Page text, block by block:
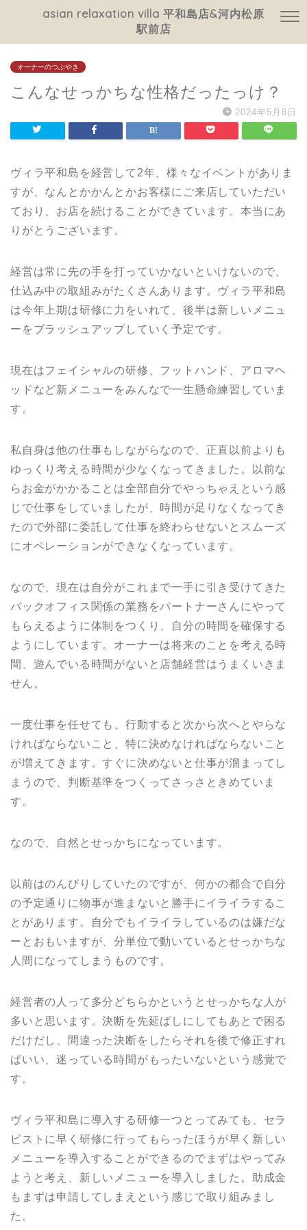
asian relaxation villa 平和島店&河内松原
駅前店
オーナーのつぶやき
こんなせっかちな性格だったっけ？
2024年5月8日
ヴィラ平和島を経営して2年、様々なイベントがありま
すが、なんとかかんとかお客様にご来店していただい
ており、お店を続けることができています。本当にあ
りがとうございます。
経営は常に先の手を打っていかないといけないので、
仕込み中の取組みがたくさんあります。ヴィラ平和島
は今年上期は研修に力をいれて、後半は新しいメニュ
ーをブラッシュアップしていく予定です。
現在はフェイシャルの研修、フットハンド、アロマヘ
ッドなど新メニューをみんなで一生懸命練習していま
す。
私自身は他の仕事もしながらなので、正直以前よりも
ゆっくり考える時間が少なくなってきました。以前な
らお金がかかることは全部自分でやっちゃえという感
じで仕事をしていましたが、時間が足りなくなってき
たので外部に委託して仕事を終わらせないとスムーズ
にオペレーションができなくなっています。
なので、現在は自分がこれまで一手に引き受けてきた
バックオフィス関係の業務をパートナーさんにやって
もらえるように体制をつくり、自分の時間を確保する
ようにしています。オーナーは将来のことを考える時
間、遊んでいる時間がないと店舗経営はうまくいきま
せん。
一度仕事を任せても、行動すると次から次へとやらな
ければならないこと、特に決めなければならないこと
が増えてきます。すぐに決めないと仕事が溜まってし
まうので、判断基準をつくってさっさときめていま
す。
なので、自然とせっかちになっています。
以前はのんびりしていたのですが、何かの都合で自分
の予定通りに物事が進まないと勝手にイライラするこ
とがあります。自分でもイライラしているのは嫌だな
ーとおもいますが、分単位で動いているとせっかちな
人間になってしまうものです。
経営者の人って多分どちらかというとせっかちな人が
多いと思います。決断を先延ばしにしてもあとで困る
だけだし、間違った決断をしたらそれを後で修正すれ
ばいい、迷っている時間がもったいないという感覚で
す。
ヴィラ平和島に導入する研修一つとってみても、セラ
ピストに早く研修に行ってもらったほうが早く新しい
メニューを導入することができるのでまずはやってみ
ようと考え、新しいメニューを導入しました。助成金
もまずは申請してしまえという感じで取り組みまし
た。